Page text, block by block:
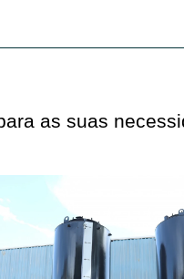
as suas